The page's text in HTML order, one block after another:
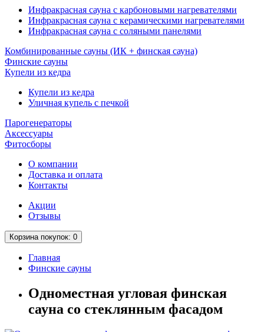
Инфракрасная сауна с карбоновыми нагревателями
Инфракрасная сауна с керамическими нагревателями
Инфракрасная сауна с соляными панелями
Комбинированные сауны (ИК + финская сауна)
Финские сауны
Купели из кедра
Купели из кедра
Уличная купель с печкой
Парогенераторы
Аксессуары
Фитосборы
О компании
Доставка и оплата
Контакты
Акции
Отзывы
Корзинапокупок: 0
Главная
Финские сауны
Одноместная угловая финская
сауна со стеклянным фасадом